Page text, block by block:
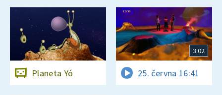
Planeta Yó
3:02
25. června 16:41